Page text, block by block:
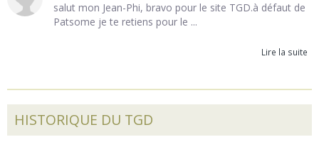
salut mon Jean-Phi, bravo pour le site TGD.à défaut de
Patsome je te retiens pour le ...
Lire la suite
HISTORIQUE DU TGD